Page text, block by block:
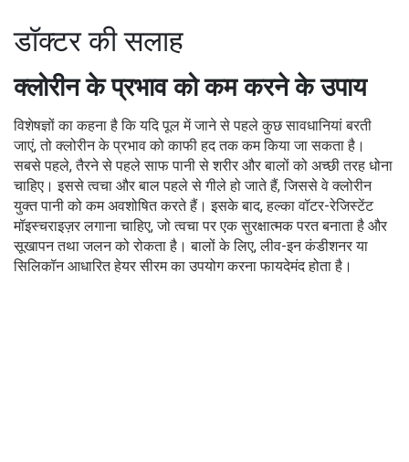
डॉक्टर की सलाह
क्लोरीन के प्रभाव को कम करने के उपाय
विशेषज्ञों का कहना है कि यदि पूल में जाने से पहले कुछ सावधानियां बरती
जाएं, तो क्लोरीन के प्रभाव को काफी हद तक कम किया जा सकता है।
सबसे पहले, तैरने से पहले साफ पानी से शरीर और बालों को अच्छी तरह धोना
चाहिए। इससे त्वचा और बाल पहले से गीले हो जाते हैं, जिससे वे क्लोरीन
युक्त पानी को कम अवशोषित करते हैं। इसके बाद, हल्का वॉटर-रेजिस्टेंट
मॉइस्चराइज़र लगाना चाहिए, जो त्वचा पर एक सुरक्षात्मक परत बनाता है और
सूखापन तथा जलन को रोकता है। बालों के लिए, लीव-इन कंडीशनर या
सिलिकॉन आधारित हेयर सीरम का उपयोग करना फायदेमंद होता है।